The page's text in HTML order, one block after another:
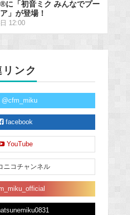
に「初音ミク みんなでプー
」が登場！
12:00
ンク
facebook
YouTube
ニコチャンネル